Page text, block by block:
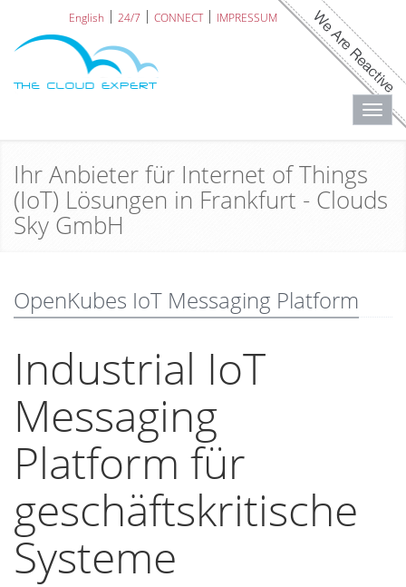
English 24/7 CONNECT IMPRESSUM
Ihr Anbieter für Internet of Things
(IoT) Lösungen in Frankfurt - Clouds
Sky GmbH
OpenKubes IoT Messaging Platform
Industrial IoT
Messaging
Platform für
geschäftskritische
Systeme